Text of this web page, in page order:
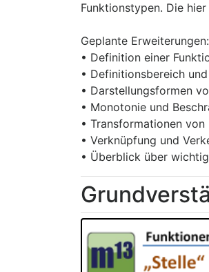
Funktionstypen. Die
Geplante Erweiterungen:
• Definition einer
• Definitionsbereich
• Darstellungsformen
• Monotonie und
• Transformationen von
• Verknüpfung und
• Überblick über